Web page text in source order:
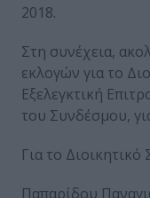
2018.
Στη συνέχεια,
εκλογών για το
Εξελεγκτική
του Συνδέσμου,
Για το
Παπαρίδου